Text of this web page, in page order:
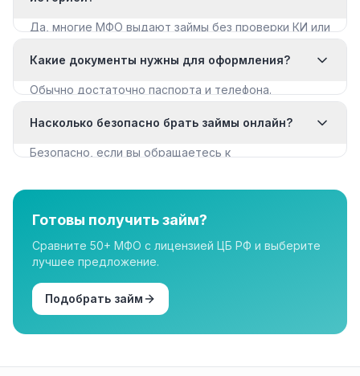
Да, многие МФО выдают займы без проверки КИ или
с плохой КИ».
Какие документы нужны для оформления?
Обычно достаточно паспорта и телефона.
документы для крупных сумм.
Насколько безопасно брать займы онлайн?
Безопасно, если вы обращаетесь к
организации в нашем каталоге имеют лицензию.
Готовы получить займ?
Сравните 50+ МФО с лицензией ЦБ РФ и выберите
лучшее предложение.
Подобрать займ